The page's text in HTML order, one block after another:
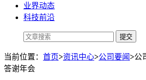
业界动态
科技前沿
当前位置： 首页>资讯中心>公司要闻>公
答谢年会